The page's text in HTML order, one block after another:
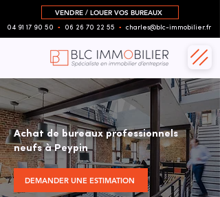
VENDRE / LOUER VOS BUREAUX
04 91 17 90 50 ▪︎ 06 26 70 22 55 ▪︎ charles@blc-immobilier.fr
Achat de bureaux professionnels
neufs à Peypin
DEMANDER UNE ESTIMATION